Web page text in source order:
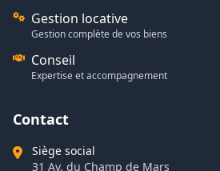
Gestion locative
Gestion complète de vos biens
Conseil
Expertise et accompagnement
Contact
Siège social
31 Av. du Champ de Mars